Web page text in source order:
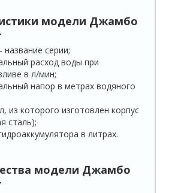
модели Джамбо
серии;
расход воды при
в л/мин;
напор в метрах водяного
из которого изготовлен корпус
сталь);
в литрах.
модели Джамбо